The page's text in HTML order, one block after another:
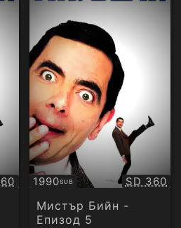
1990SUB
Субтитри SD 360
Мистър Бийн -
Епизод 5